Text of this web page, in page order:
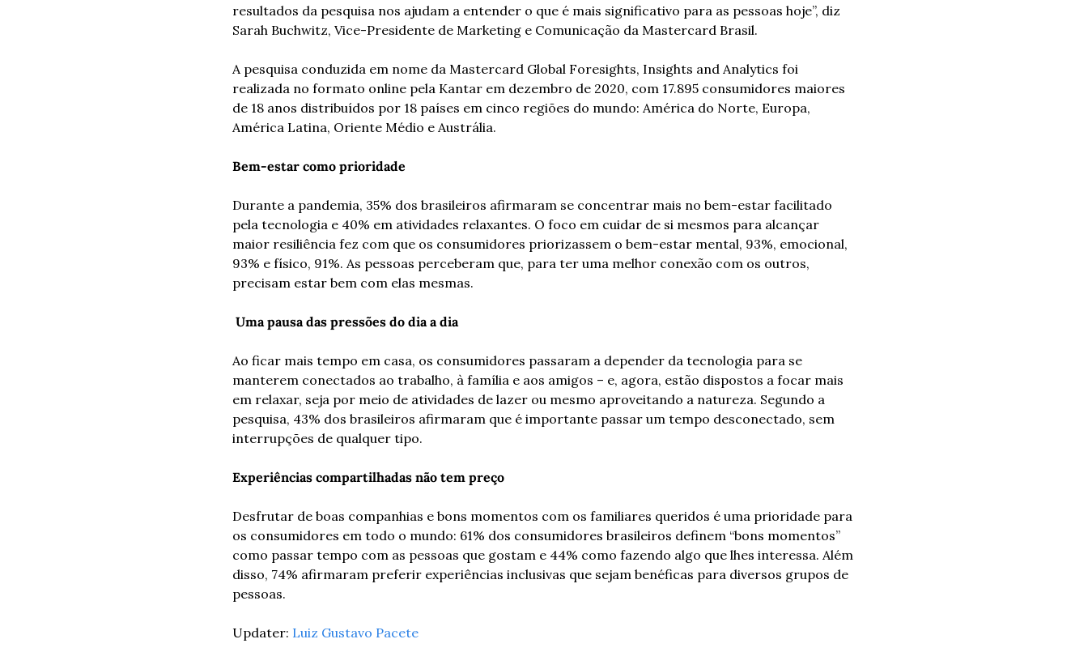
resultados da pesquisa nos ajudam a entender o que é mais significativo para as pessoas hoje”, diz
Sarah Buchwitz, Vice-Presidente de Marketing e Comunicação da Mastercard Brasil.
A pesquisa conduzida em nome da Mastercard Global Foresights, Insights and Analytics foi
realizada no formato online pela Kantar em dezembro de 2020, com 17.895 consumidores maiores
de 18 anos distribuídos por 18 países em cinco regiões do mundo: América do Norte, Europa,
América Latina, Oriente Médio e Austrália.
Bem-estar como prioridade
Durante a pandemia, 35% dos brasileiros afirmaram se concentrar mais no bem-estar facilitado
pela tecnologia e 40% em atividades relaxantes. O foco em cuidar de si mesmos para alcançar
maior resiliência fez com que os consumidores priorizassem o bem-estar mental, 93%, emocional,
93% e físico, 91%. As pessoas perceberam que, para ter uma melhor conexão com os outros,
precisam estar bem com elas mesmas.
Uma pausa das pressões do dia a dia
Ao ficar mais tempo em casa, os consumidores passaram a depender da tecnologia para se
manterem conectados ao trabalho, à família e aos amigos – e, agora, estão dispostos a focar mais
em relaxar, seja por meio de atividades de lazer ou mesmo aproveitando a natureza. Segundo a
pesquisa, 43% dos brasileiros afirmaram que é importante passar um tempo desconectado, sem
interrupções de qualquer tipo.
Experiências compartilhadas não tem preço
Desfrutar de boas companhias e bons momentos com os familiares queridos é uma prioridade para
os consumidores em todo o mundo: 61% dos consumidores brasileiros definem “bons momentos”
como passar tempo com as pessoas que gostam e 44% como fazendo algo que lhes interessa. Além
disso, 74% afirmaram preferir experiências inclusivas que sejam benéficas para diversos grupos de
pessoas.
Updater: Luiz Gustavo Pacete